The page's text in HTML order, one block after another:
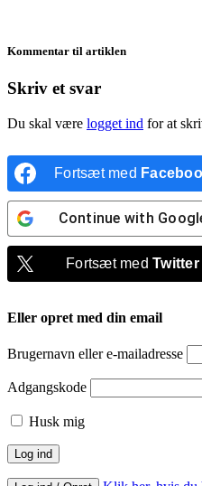
Kommentar til artiklen
Skriv et svar
Du skal være logget ind for at
Fortsæt med
Continue with
Fortsæt medTwitter
Eller opret med din email
Brugernavn eller e-mailadresse
Adgangskode
Husk mig